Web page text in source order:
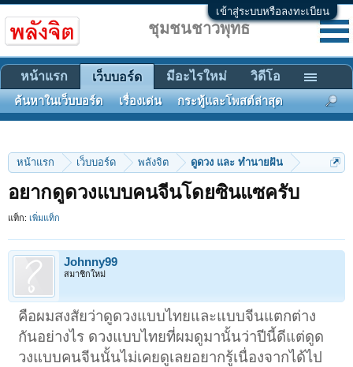
เข้าสู่ระบบหรือลงทะเบียน
หน้าแรก เว็บบอร์ด พลังจิต ดูดวง และ ทำนายฝัน
อยากดูดวงแบบคนจีนโดยซินแซครับ
แท็ก: เพิ่มแท็ก
Johnny99
สมาชิกใหม่
คือผมสงสัยว่าดูดวงแบบไทยและแบบจีนแตกต่าง
กันอย่างไร ดวงแบบไทยที่ผมดูมานั้นว่าปีนี้ดีแต่ดูด
วงแบบคนจีนนั้นไม่เคยดูเลยอยากรู้เนื่องจากได้ไป
ชุมชนชาวพุทธ
หน้าแรก เว็บบอร์ด
ค้นหาในเว็บบอร์ด เรื่องเด่น กระทู้และโพสต์ล่าสุด
มีอะไรใหม่ วิดีโอ